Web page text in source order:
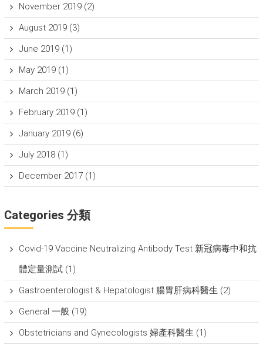
November 2019(2)
August 2019(3)
June 2019(1)
May 2019(1)
March 2019(1)
February 2019(1)
January 2019(6)
July 2018(1)
December 2017(1)
Categories 分類
Covid-19 Vaccine Neutralizing Antibody Test 新冠病毒中和抗
體定量測試(1)
Gastroenterologist & Hepatologist 腸胃肝病科醫生 (2)
General 一般(19)
Obstetricians and Gynecologists 婦產科醫生 (1)